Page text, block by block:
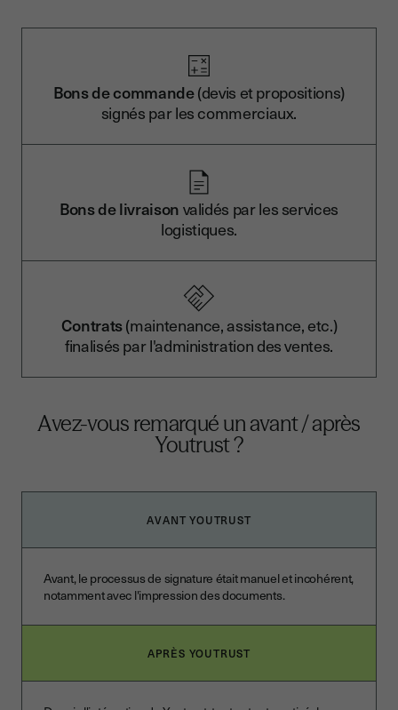
Bons de commande(devis et propositions)
signés par les commerciaux.
Bons de livraisonvalidés par les services
logistiques.
Contrats(maintenance, assistance, etc.)
finalisés par l'administration des ventes.
Avez-vous remarqué un avant / après
Youtrust ?
AVANT YOUTRUST
Avant, le processus de signature était manuel et incohérent,
notamment avec l'impression des documents.
APRÈS YOUTRUST